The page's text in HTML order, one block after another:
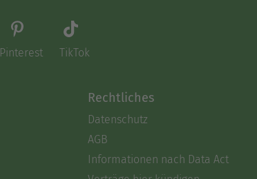
Pinterest TikTok
Rechtliches
Datenschutz
AGB
Informationen nach Data Act